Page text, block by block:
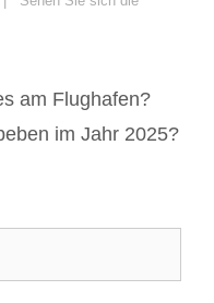
am Flughafen?
im Jahr 2025?